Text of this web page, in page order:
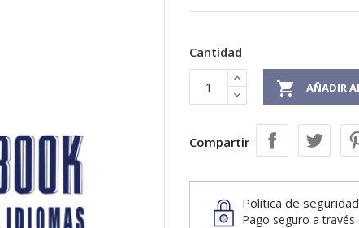
Cantidad
 AÑADIR
Compartir
Política de seguridad
Pago seguro a través